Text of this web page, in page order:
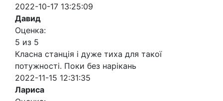
2022-10-17 13:25:09
Давид
Оценка:
5 из 5
Класна станція і дуже тиха для такої
потужності. Поки без нарікань
2022-11-15 12:31:35
Лариса